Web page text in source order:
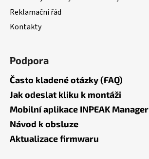
Reklamační řád
Kontakty
Podpora
Často kladené otázky (FAQ)
Jak odeslat kliku k montáži
Mobilní aplikace INPEAK Manager
Návod k obsluze
Aktualizace firmwaru